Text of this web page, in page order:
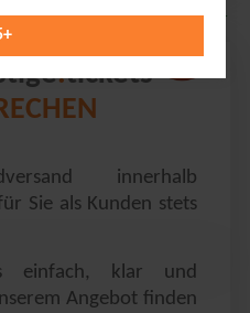
+
.tickets
innerhalb
Sie als Kunden stets
einfach, klar und
Angebot finden